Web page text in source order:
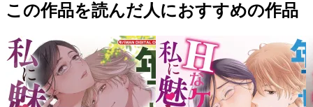
この作品を読んだ人におすすめの作品